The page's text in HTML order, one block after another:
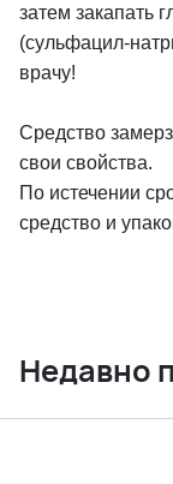
затем закапать
(сульфацил-
врачу!
Средство
свои свойства.
По истечении
средство и
Недавно